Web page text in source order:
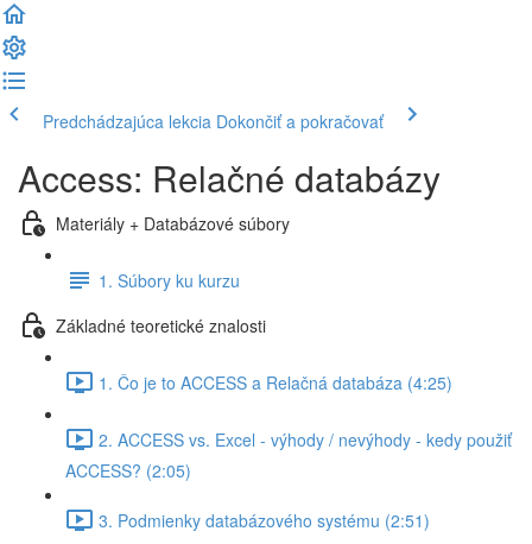
Predchádzajúca lekcia Dokončiť a pokračovať
Access: Relačné databázy
Materiály + Databázové súbory
1. Súbory ku kurzu
Základné teoretické znalosti
1. Čo je to ACCESS a Relačná databáza (4:25)
2. ACCESS vs. Excel - výhody / nevýhody - kedy použiť
ACCESS? (2:05)
3. Podmienky databázového systému (2:51)